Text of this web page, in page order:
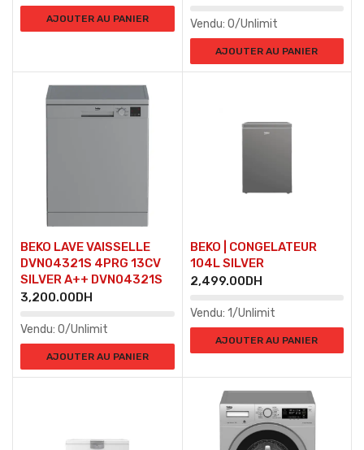
AJOUTER AU PANIER Vendu: 0/Unlimit
AJOUTER AU PANIER
BEKO LAVE VAISSELLE
DVN04321S 4PRG 13CV
SILVER A++ DVN04321S
3,200.00DH
Vendu: 0/Unlimit
AJOUTER AU PANIER
BEKO | CONGELATEUR
104L SILVER
2,499.00DH
Vendu: 1/Unlimit
AJOUTER AU PANIER